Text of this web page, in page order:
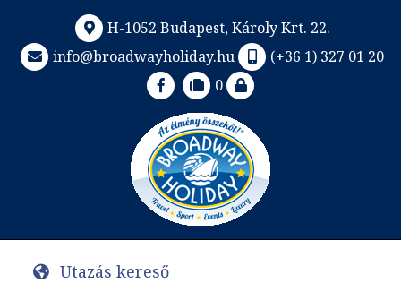
H-1052 Budapest, Károly Krt. 22.
info@broadwayholiday.hu
(+36 1) 327 01 20
0
Utazás kereső